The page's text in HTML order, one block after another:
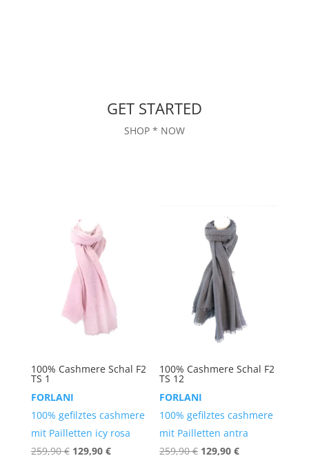
GET STARTED
SHOP * NOW
100% Cashmere Schal F2
TS 1
FORLANI
100% gefilztes cashmere
mit Pailletten icy rosa
259,90€ Ursprünglicher
129,90 €Aktueller
100% Cashmere Schal F2
TS 12
FORLANI
100% gefilztes cashmere
mit Pailletten antra
259,90€ Ursprünglicher
129,90€Aktueller